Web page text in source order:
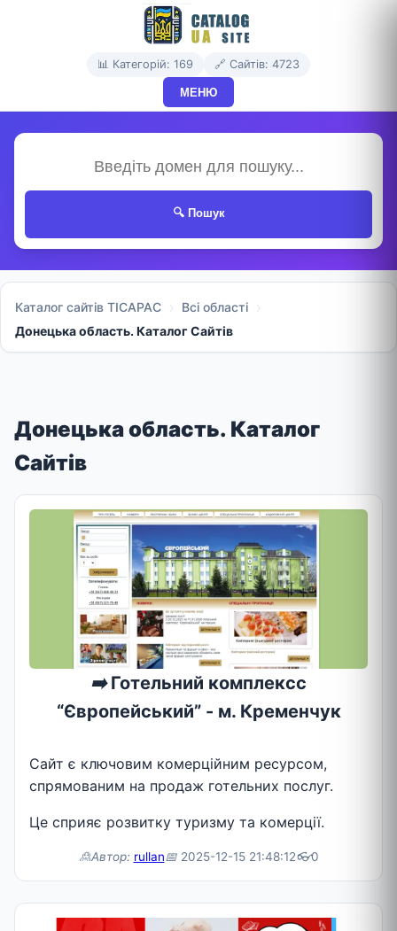
📊 Категорій: 169 🔗 Сайтів: 4723
МЕНЮ
🔍 Пошук
Каталог сайтів TICAPAC
Всі області
Донецька область. Каталог Сайтів
Донецька область. Каталог
Сайтів
➡️Готельний комплексс
“Європейський” - м. Кременчук
Сайт є ключовим комерційним ресурсом,
спрямованим на продаж готельних послуг.
Це сприяє розвитку туризму та комерції.
🙎Автор: rullan📅2025-12-15 21:48:12👓0